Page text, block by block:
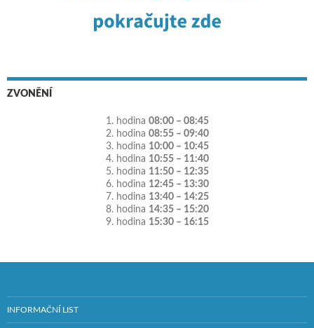
ZVONĚNÍ
1. hodina 08:00 – 08:45
2. hodina 08:55 – 09:40
3. hodina 10:00 – 10:45
4. hodina 10:55 – 11:40
5. hodina 11:50 – 12:35
6. hodina 12:45 – 13:30
7. hodina 13:40 – 14:25
8. hodina 14:35 – 15:20
9. hodina 15:30 – 16:15
INFORMAČNÍ LIST